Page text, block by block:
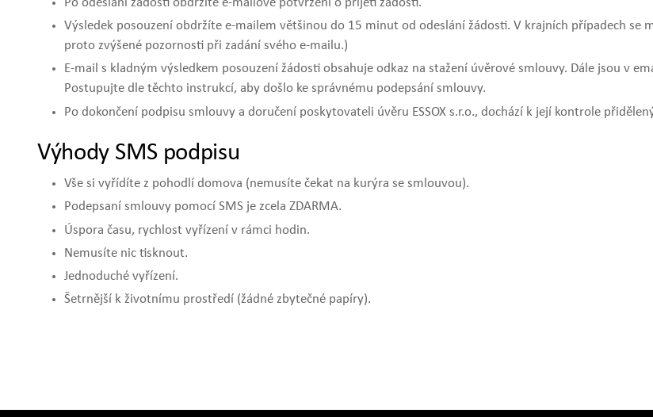
Výsledek posouzení obdržíte e-mailem většinou do 15 minut od odeslání žádosti. V krajních případech
proto zvýšené pozornosti při zadání svého e-mailu.)
E-mail s kladným výsledkem posouzení žádosti obsahuje odkaz na stažení úvěrové smlouvy. Dále jsou v
Postupujte dle těchto instrukcí, aby došlo ke správnému podepsání smlouvy.
Po dokončení podpisu smlouvy a doručení poskytovateli úvěru ESSOX s.r.o., dochází k její kontrole
Výhody SMS podpisu
Vše si vyřídíte z pohodlí domova (nemusíte čekat na kurýra se smlouvou).
Podepsaní smlouvy pomocí SMS je zcela ZDARMA.
Úspora času, rychlost vyřízení v rámci hodin.
Nemusíte nic tisknout.
Jednoduché vyřízení.
Šetrnější k životnímu prostředí (žádné zbytečné papíry).